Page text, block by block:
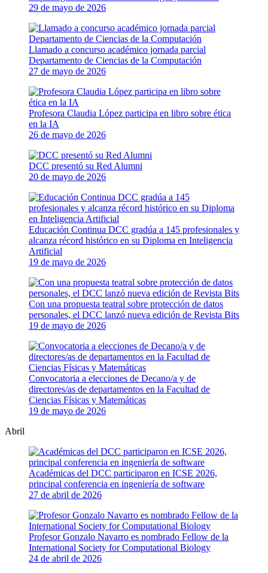
29 de mayo de 2026
Llamado a concurso académico jornada parcial
Departamento de Ciencias de la Computación
27 de mayo de 2026
Profesora Claudia López participa en libro sobre ética
en la IA
26 de mayo de 2026
DCC presentó su Red Alumni
20 de mayo de 2026
Educación Continua DCC gradúa a 145 profesionales y
alcanza récord histórico en su Diploma en Inteligencia
Artificial
19 de mayo de 2026
Con una propuesta teatral sobre protección de datos
personales, el DCC lanzó nueva edición de Revista Bits
19 de mayo de 2026
Convocatoria a elecciones de Decano/a y de
directores/as de departamentos en la Facultad de
Ciencias Físicas y Matemáticas
19 de mayo de 2026
Abril
Académicas del DCC participaron en ICSE 2026,
principal conferencia en ingeniería de software
27 de abril de 2026
Profesor Gonzalo Navarro es nombrado Fellow de la
International Society for Computational Biology
24 de abril de 2026